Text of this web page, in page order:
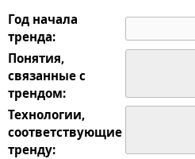
Год начала
тренда:
Понятия,
связанные с
трендом:
Технологии,
соответствующие
тренду: